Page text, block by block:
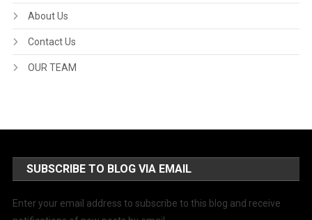
About Us
Contact Us
OUR TEAM
SUBSCRIBE TO BLOG VIA EMAIL
Enter your email address to subscribe to this blog and receive